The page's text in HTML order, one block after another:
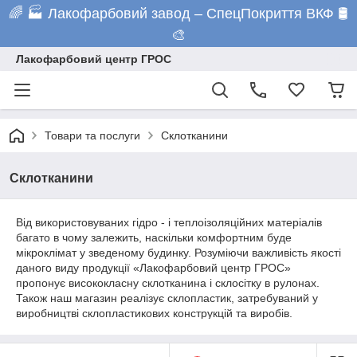
🌈 🏭 Лакофарбовий завод – СпецПокриття ВКФ 🛢️
🎨
Лакофарбовий центр ГРОС
Товари та послуги Склотканини
Склотканини
Від використовуваних гідро - і теплоізоляційних матеріалів
багато в чому залежить, наскільки комфортним буде
мікроклімат у зведеному будинку. Розуміючи важливість якості
даного виду продукції «Лакофарбовий центр ГРОС»
пропонує висококласну склотканина і склосітку в рулонах.
Також наш магазин реалізує склопластик, затребуваний у
виробництві склопластикових конструкцій та виробів.